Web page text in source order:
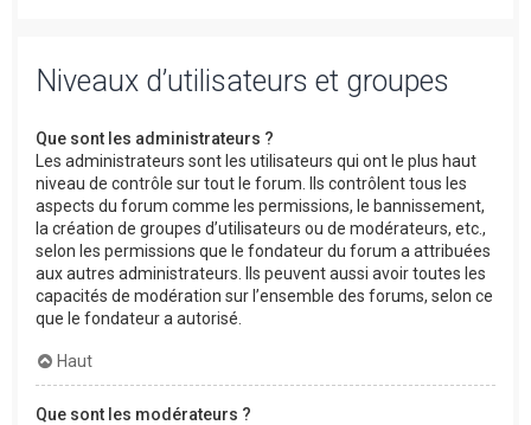
Niveaux d’utilisateurs et groupes
Que sont les administrateurs ?
Les administrateurs sont les utilisateurs qui ont le plus haut
niveau de contrôle sur tout le forum. Ils contrôlent tous les
aspects du forum comme les permissions, le bannissement,
la création de groupes d’utilisateurs ou de modérateurs, etc.,
selon les permissions que le fondateur du forum a attribuées
aux autres administrateurs. Ils peuvent aussi avoir toutes les
capacités de modération sur l’ensemble des forums, selon ce
que le fondateur a autorisé.
Haut
Que sont les modérateurs ?